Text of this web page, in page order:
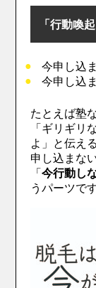
「行動喚
今申し込
今申し込
たとえば塾
「ギリギリ
よ」と伝え
申し込まな
「今行動し
うパーツです